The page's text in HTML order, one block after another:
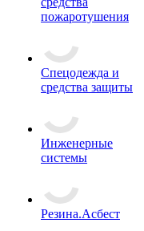
пожаротушения
Спецодежда и
средства защиты
Инженерные
системы
Резина.Асбест